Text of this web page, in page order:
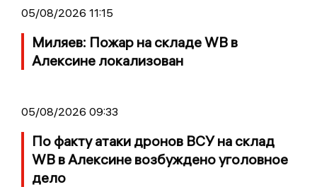
05/08/2026 11:15
Миляев: Пожар на складе WB в
Алексине локализован
05/08/2026 09:33
По факту атаки дронов ВСУ на склад
WB в Алексине возбуждено уголовное
дело